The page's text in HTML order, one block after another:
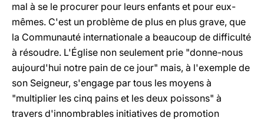
mal à se le procurer pour leurs enfants et pour eux-
mêmes. C'est un problème de plus en plus grave, que
la Communauté internationale a beaucoup de difficulté
à résoudre. L'Église non seulement prie "donne-nous
aujourd'hui notre pain de ce jour" mais, à l'exemple de
son Seigneur, s'engage par tous les moyens à
"multiplier les cinq pains et les deux poissons" à
travers d'innombrables initiatives de promotion